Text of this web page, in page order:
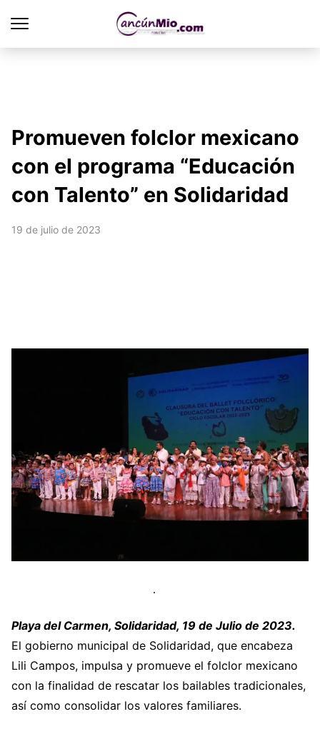
Promueven folclor mexicano
con el programa “Educación
con Talento” en Solidaridad
19 de julio de 2023
Playa del Carmen, Solidaridad, 19 de Julio de 2023.
El gobierno municipal de Solidaridad, que encabeza
Lili Campos, impulsa y promueve el folclor mexicano
con la finalidad de rescatar los bailables tradicionales,
así como consolidar los valores familiares.